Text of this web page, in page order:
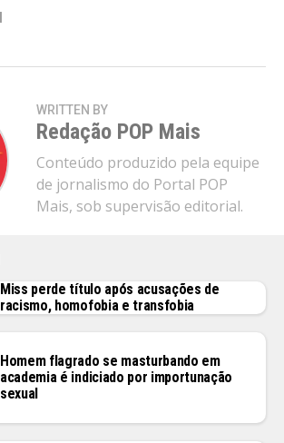
WRITTEN BY
Redação POP Mais
Conteúdo produzido pela equipe
de jornalismo do Portal POP
Mais, sob supervisão editorial.
Miss perde título após acusações de
racismo, homofobia e transfobia
Homem flagrado se masturbando em
academia é indiciado por importunação
sexual